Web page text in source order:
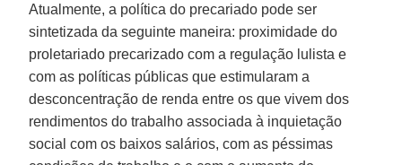
Atualmente, a política do precariado pode ser
sintetizada da seguinte maneira: proximidade do
proletariado precarizado com a regulação lulista e
com as políticas públicas que estimularam a
desconcentração de renda entre os que vivem dos
rendimentos do trabalho associada à inquietação
social com os baixos salários, com as péssimas